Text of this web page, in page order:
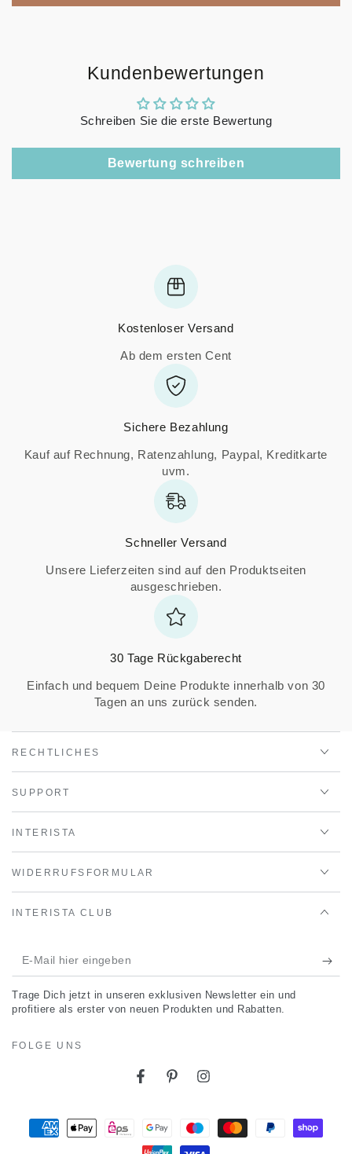
Kundenbewertungen
Schreiben Sie die erste Bewertung
Bewertung schreiben
Kostenloser Versand
Ab dem ersten Cent
Sichere Bezahlung
Kauf auf Rechnung, Ratenzahlung, Paypal, Kreditkarte
uvm.
Schneller Versand
Unsere Lieferzeiten sind auf den Produktseiten
ausgeschrieben.
30 Tage Rückgaberecht
Einfach und bequem Deine Produkte innerhalb von 30
Tagen an uns zurück senden.
RECHTLICHES
SUPPORT
INTERISTA
WIDERRUFSFORMULAR
INTERISTA CLUB
E-
Mail
hier
Trage Dich jetzt in unseren exklusiven Newsletter ein und
profitiere als erster von neuen Produkten und Rabatten.
FOLGE UNS
FacebookPinterestInstagram
Zahlungsmöglichkeiten